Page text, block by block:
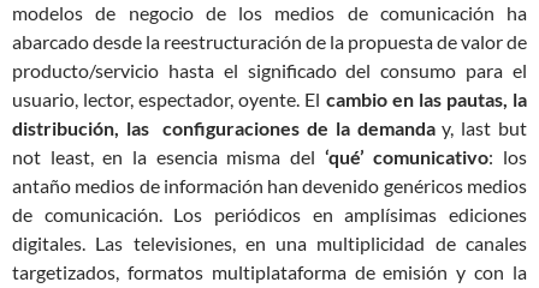
modelos de negocio de los medios de comunicación ha
abarcado desde la reestructuración de la propuesta de valor de
producto/servicio hasta el significado del consumo para el
usuario, lector, espectador, oyente. El cambio en las pautas, la
distribución, las configuraciones de la demanday, last but
not least, en la esencia misma del ‘qué’ comunicativo: los
antaño medios de información han devenido genéricos medios
de comunicación. Los periódicos en amplísimas ediciones
digitales. Las televisiones, en una multiplicidad de canales
targetizados, formatos multiplataforma de emisión y con la